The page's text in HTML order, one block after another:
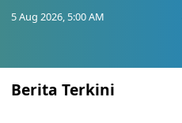
5 Aug 2026, 5:00 AM
Berita Terkini